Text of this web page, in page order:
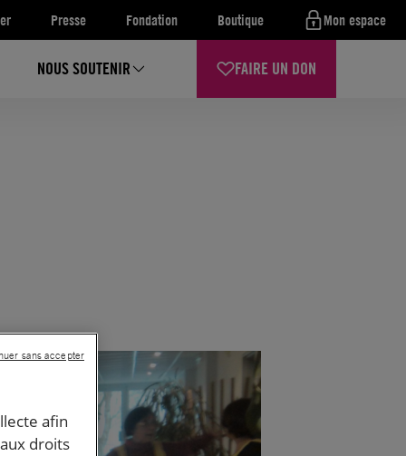
Presse Fondation Boutique Mon espace
NOUS SOUTENIR FAIRE UN DON
afin
droits
sans accepter